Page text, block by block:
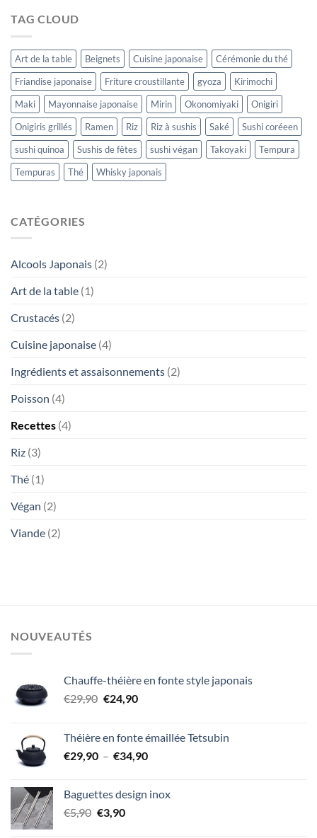
TAG CLOUD
Art de la table Beignets Cuisine japonaise
Cérémonie du thé
Friandise japonaise
Friture croustillante gyoza
Kirimochi
Maki
Mayonnaise japonaise Mirin Okonomiyaki
Onigiri
Onigiris grillés
Ramen Riz Riz à sushis Saké
Sushi coréeen
sushi quinoa
Sushis de fêtes sushi végan Takoyaki
Tempura
Tempuras
Thé Whisky japonais
CATÉGORIES
Alcools Japonais (2)
Art de la table (1)
Crustacés (2)
Cuisine japonaise (4)
Ingrédients et assaisonnements (2)
Poisson (4)
Recettes (4)
Riz (3)
Thé (1)
Végan (2)
Viande (2)
NOUVEAUTÉS
Chauffe-théière en fonte style japonais
€29,90 Le
était :
€29,90.
€24,90Le
est :
€24,90.
Théière en fonte émaillée Tetsubin
€29,90 – €34,90Plage
€29,90
Baguettes design inox
€5,90 Le
€3,90Le